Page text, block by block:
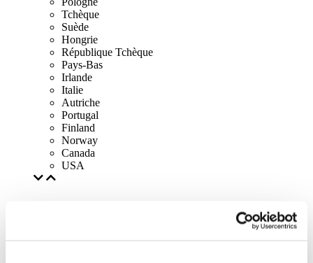
Tchèque
Suède
Hongrie
République Tchèque
Pays-Bas
Irlande
Italie
Autriche
Portugal
Finland
Norway
Canada
USA